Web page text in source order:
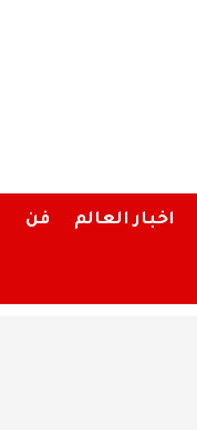
اخبار العالم فن